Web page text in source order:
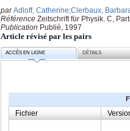
parAdloff, Catherine;Clerbaux,
Référence Zeitschrift für Physik. C,
Publication Publié, 1997
Article révisé par les pairs
ACCÈS EN LIGNE DÉTAILS
Fichier